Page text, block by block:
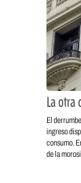
La otra
El
ingreso
consumo.
de la